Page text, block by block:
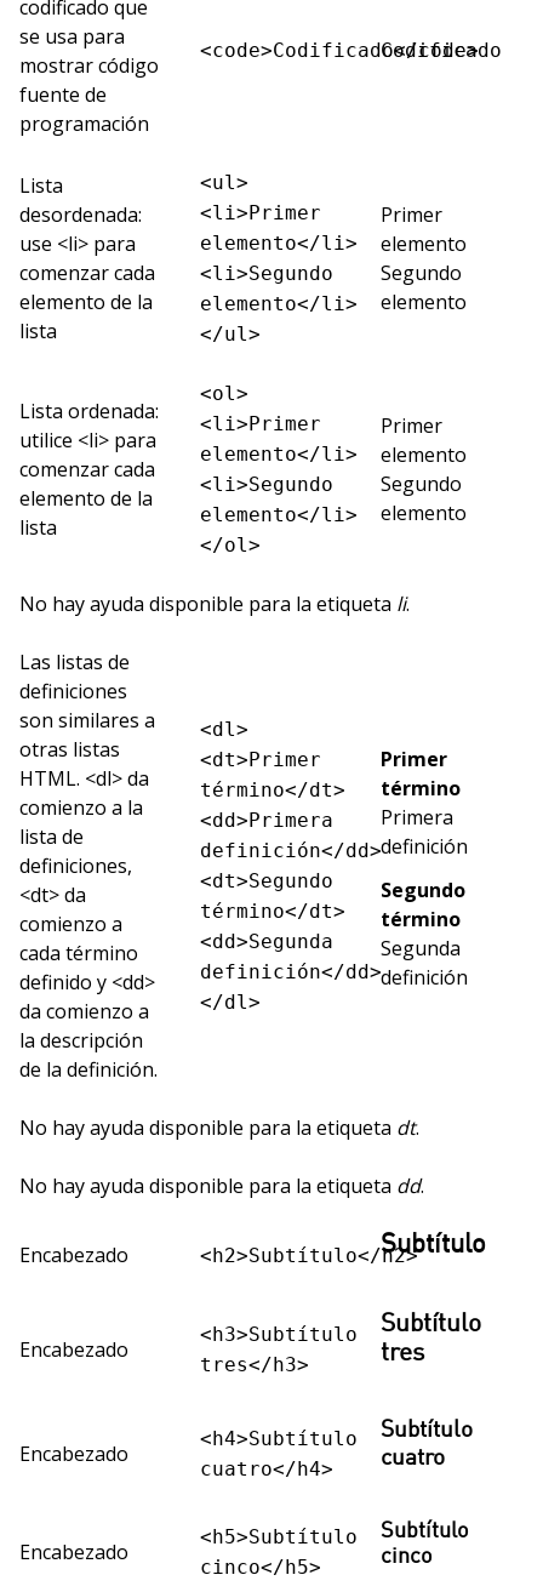
codificado que
se usa para
mostrar código
fuente de
programación
<code>Codificado</code>
Codificado
Lista
desordenada:
use <li> para
comenzar cada
elemento de la
lista
<ul>
<li>Primer
elemento</li>
<li>Segundo
elemento</li>
</ul>
Primer
elemento
Segundo
elemento
Lista ordenada:
utilice <li> para
comenzar cada
elemento de la
lista
<ol>
<li>Primer
elemento</li>
<li>Segundo
elemento</li>
</ol>
Primer
elemento
Segundo
elemento
No hay ayuda disponible para la etiqueta li.
Las listas de
definiciones
son similares a
otras listas
HTML. <dl> da
comienzo a la
lista de
definiciones,
<dt> da
comienzo a
cada término
definido y <dd>
da comienzo a
la descripción
de la definición.
<dl>
<dt>Primer
término</dt>
<dd>Primera
definición</dd>
<dt>Segundo
término</dt>
<dd>Segunda
definición</dd>
</dl>
Primer
término
Primera
definición
Segundo
término
Segunda
definición
No hay ayuda disponible para la etiqueta dt.
No hay ayuda disponible para la etiqueta dd.
Encabezado <h2>Subtítulo</h2>Subtítulo
Encabezado
<h3>Subtítulo
tres</h3>
Subtítulo
tres
Encabezado
<h4>Subtítulo
cuatro</h4>
Subtítulo
cuatro
Encabezado
<h5>Subtítulo
cinco</h5>
Subtítulo
cinco